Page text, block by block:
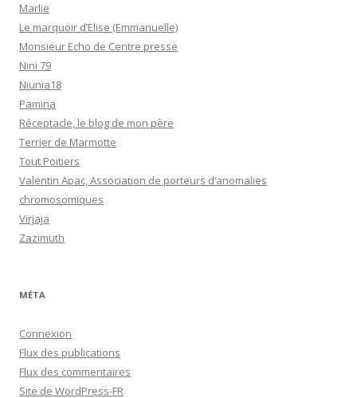
Marlie
Le marquoir d’Elise (Emmanuelle)
Monsieur Echo de Centre presse
Nini 79
Niunia18
Pamina
Réceptacle, le blog de mon père
Terrier de Marmotte
Tout Poitiers
Valentin Apac, Association de porteurs d’anomalies
chromosomiques
Virjaja
Zazimuth
MÉTA
Connexion
Flux des publications
Flux des commentaires
Site de WordPress-FR